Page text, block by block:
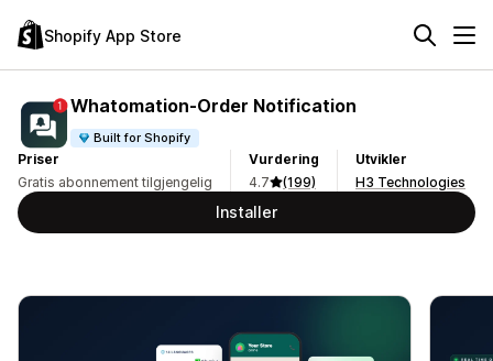
Shopify App Store
Whatomation‑Order Notification
Built for Shopify
Priser
Gratis abonnement tilgjengelig
Vurdering
4.7
(199)
Utvikler
H3 Technologies
Installer